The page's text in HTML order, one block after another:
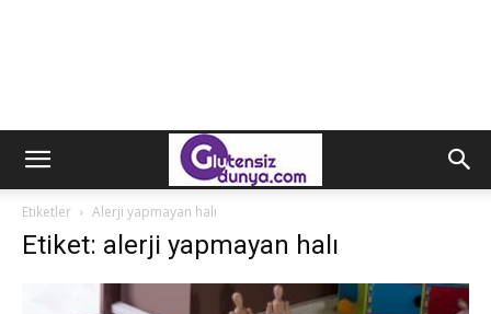
Etiketler Alerji yapmayan halı
Etiket: alerji yapmayan halı